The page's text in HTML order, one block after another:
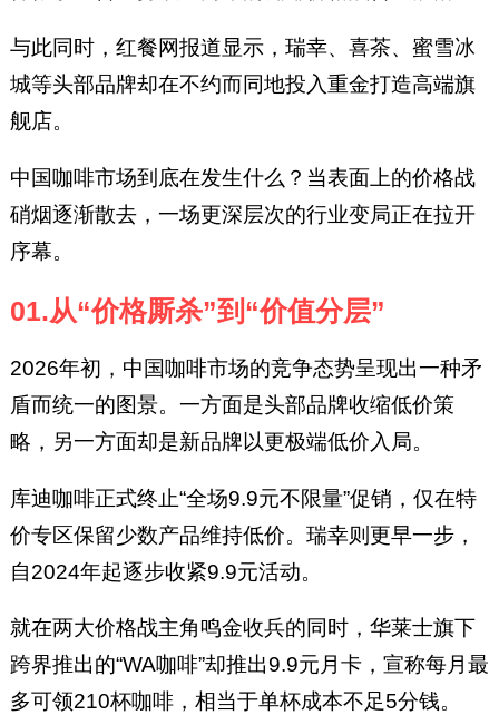
与此同时，红餐网报道显示，瑞幸、喜茶、蜜雪冰
城等头部品牌却在不约而同地投入重金打造高端旗
舰店。
中国咖啡市场到底在发生什么？当表面上的价格战
硝烟逐渐散去，一场更深层次的行业变局正在拉开
序幕。
01.从“价格厮杀”到“价值分层”
2026年初，中国咖啡市场的竞争态势呈现出一种矛
盾而统一的图景。一方面是头部品牌收缩低价策
略，另一方面却是新品牌以更极端低价入局。
库迪咖啡正式终止“全场9.9元不限量”促销，仅在特
价专区保留少数产品维持低价。瑞幸则更早一步，
自2024年起逐步收紧9.9元活动。
就在两大价格战主角鸣金收兵的同时，华莱士旗下
跨界推出的“WA咖啡”却推出9.9元月卡，宣称每月最
多可领210杯咖啡，相当于单杯成本不足5分钱。